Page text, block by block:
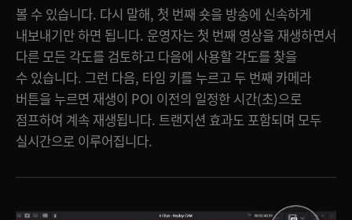
볼 수 있습니다. 다시 말해, 첫 번째 숏을 방송에 신속하게
내보내기만 하면 됩니다. 운영자는 첫 번째 영상을 재생하면서
다른 모든 각도를 검토하고 다음에 사용할 각도를 찾을
수 있습니다. 그런 다음, 타임 키를 누르고 두 번째 카메라
버튼을 누르면 재생이 POI 이전의 일정한 시간(초)으로
점프하여 계속 재생됩니다. 트랜지션 효과도 포함되며 모두
실시간으로 이루어집니다.